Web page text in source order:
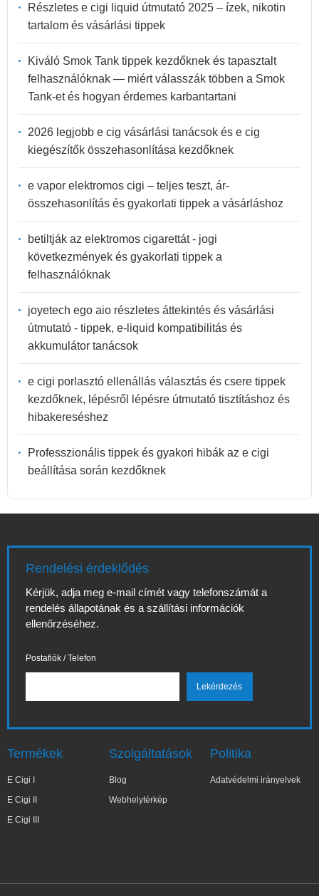
Részletes e cigi liquid útmutató 2025 – ízek, nikotin
tartalom és vásárlási tippek
Kiváló Smok Tank tippek kezdőknek és tapasztalt
felhasználóknak — miért válasszák többen a Smok
Tank-et és hogyan érdemes karbantartani
2026 legjobb e cig vásárlási tanácsok és e cig
kiegészítők összehasonlítása kezdőknek
e vapor elektromos cigi – teljes teszt, ár-
összehasonlítás és gyakorlati tippek a vásárláshoz
betiltják az elektromos cigarettát - jogi
következmények és gyakorlati tippek a
felhasználóknak
joyetech ego aio részletes áttekintés és vásárlási
útmutató - tippek, e-liquid kompatibilitás és
akkumulátor tanácsok
e cigi porlasztó ellenállás választás és csere tippek
kezdőknek, lépésről lépésre útmutató tisztításhoz és
hibakereséshez
Professzionális tippek és gyakori hibák az e cigi
beállítása során kezdőknek
Rendelési érdeklődés
Kérjük, adja meg e-mail címét vagy telefonszámát a
rendelés állapotának és a szállítási információk
ellenőrzéséhez.
Postafiók / Telefon
Termékek
E Cigi I
E Cigi II
E Cigi III
Szolgáltatások
Blog
Webhelytérkép
Politika
Adatvédelmi irányelvek